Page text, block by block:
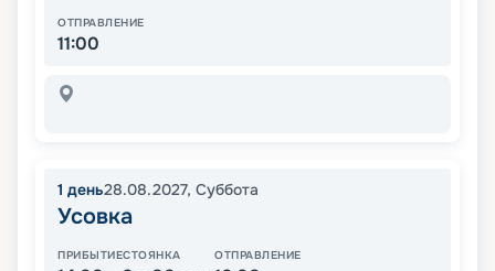
ОТПРАВЛЕНИЕ
11:00
1 день28.08.2027, Суббота
Усовка
ПРИБЫТИЕСТОЯНКА ОТПРАВЛЕНИЕ